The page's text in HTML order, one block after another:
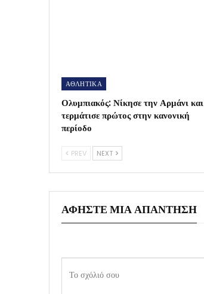
ΑΘΛΗΤΙΚΑ
Ολυμπιακός: Νίκησε την Αρμάνι και
τερμάτισε πρώτος στην κανονική
περίοδο
PREV NEXT
ΑΦΉΣΤΕ ΜΙΑ ΑΠΆΝΤΗΣΗ